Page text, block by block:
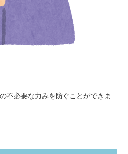
不必要な力みを防ぐことができま